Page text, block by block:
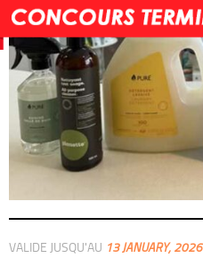
VALIDE JUSQU'AU 13 JANUARY, 2026